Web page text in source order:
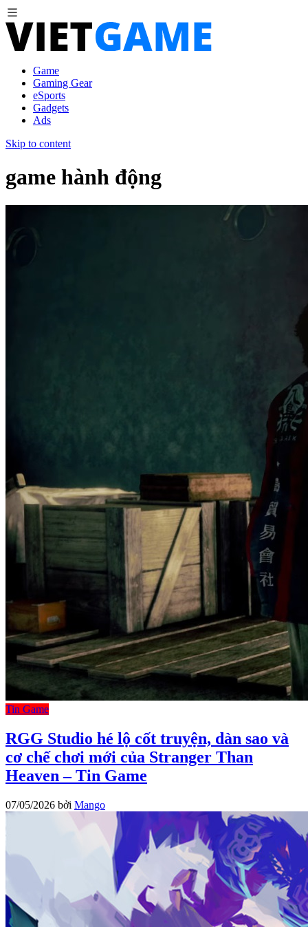
Game
Gaming Gear
eSports
Gadgets
Ads
Skip to content
game hành động
Tin Game
RGG Studio hé lộ cốt truyện, dàn sao và
cơ chế chơi mới của Stranger Than
Heaven – Tin Game
07/05/2026 bởi Mango